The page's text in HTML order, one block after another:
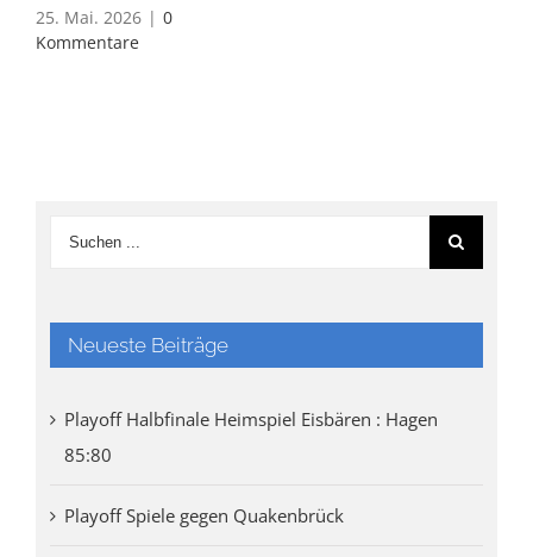
25. Mai. 2026 | 0
Kommentare
Neueste Beiträge
Playoff Halbfinale Heimspiel Eisbären : Hagen
85:80
Playoff Spiele gegen Quakenbrück